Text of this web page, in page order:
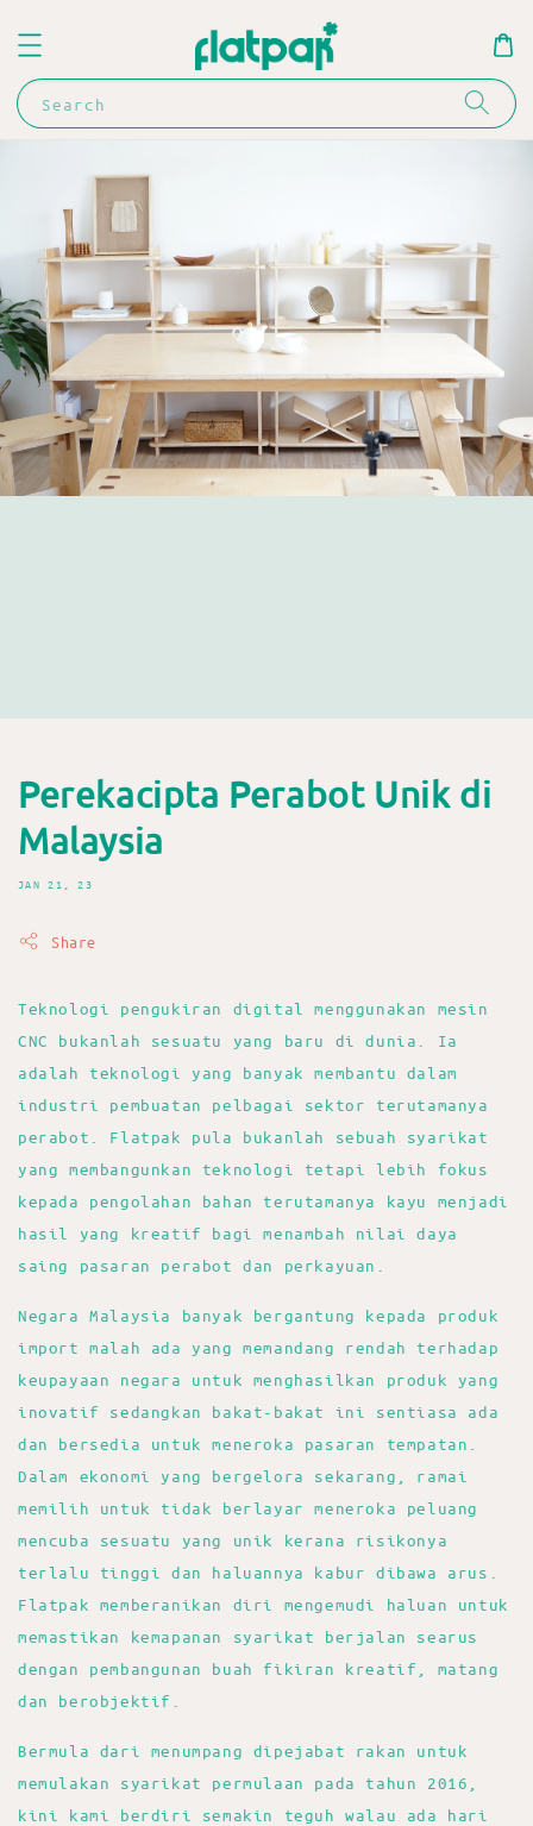
Search
Perekacipta Perabot Unik di
Malaysia
JAN 21, 23
Share
Teknologi pengukiran digital menggunakan mesin
CNC bukanlah sesuatu yang baru di dunia. Ia
adalah teknologi yang banyak membantu dalam
industri pembuatan pelbagai sektor terutamanya
perabot. Flatpak pula bukanlah sebuah syarikat
yang membangunkan teknologi tetapi lebih fokus
kepada pengolahan bahan terutamanya kayu menjadi
hasil yang kreatif bagi menambah nilai daya
saing pasaran perabot dan perkayuan.
Negara Malaysia banyak bergantung kepada produk
import malah ada yang memandang rendah terhadap
keupayaan negara untuk menghasilkan produk yang
inovatif sedangkan bakat-bakat ini sentiasa ada
dan bersedia untuk meneroka pasaran tempatan.
Dalam ekonomi yang bergelora sekarang, ramai
memilih untuk tidak berlayar meneroka peluang
mencuba sesuatu yang unik kerana risikonya
terlalu tinggi dan haluannya kabur dibawa arus.
Flatpak memberanikan diri mengemudi haluan untuk
memastikan kemapanan syarikat berjalan searus
dengan pembangunan buah fikiran kreatif, matang
dan berobjektif.
Bermula dari menumpang dipejabat rakan untuk
memulakan syarikat permulaan pada tahun 2016,
kini kami berdiri semakin teguh walau ada hari